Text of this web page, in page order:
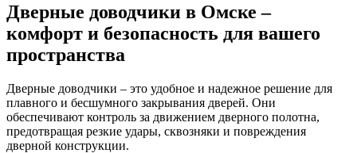
Дверные доводчики в Омске –
комфорт и безопасность для вашего
пространства
Дверные доводчики – это удобное и надежное решение для
плавного и бесшумного закрывания дверей. Они
обеспечивают контроль за движением дверного полотна,
предотвращая резкие удары, сквозняки и повреждения
дверной конструкции.